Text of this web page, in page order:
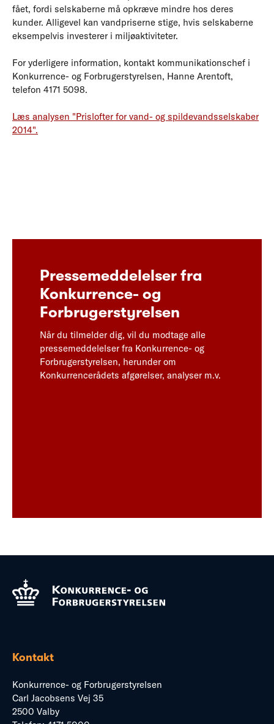
fået, fordi selskaberne må opkræve mindre hos deres
kunder. Alligevel kan vandpriserne stige, hvis selskaberne
eksempelvis investerer i miljøaktiviteter.
For yderligere information, kontakt kommunikationschef i
Konkurrence- og Forbrugerstyrelsen, Hanne Arentoft,
telefon 4171 5098.
Læs analysen "Prislofter for vand- og spildevandsselskaber
2014".
Pressemeddelelser fra
Konkurrence- og
Forbrugerstyrelsen
Når du tilmelder dig, vil du modtage alle
pressemeddelelser fra Konkurrence- og
Forbrugerstyrelsen, herunder om
Konkurrencerådets afgørelser, analyser m.v.
Kontakt
Konkurrence- og Forbrugerstyrelsen
Carl Jacobsens Vej 35
2500 Valby